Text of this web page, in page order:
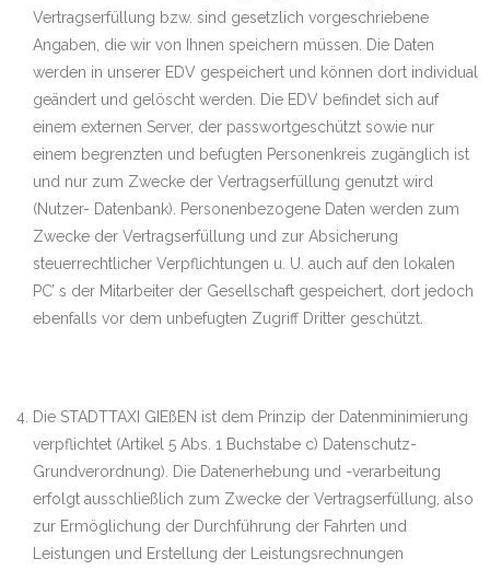
Vertragserfüllung bzw. sind gesetzlich vorgeschriebene
Angaben, die wir von Ihnen speichern müssen. Die Daten
werden in unserer EDV gespeichert und können dort individual
geändert und gelöscht werden. Die EDV befindet sich auf
einem externen Server, der passwortgeschützt sowie nur
einem begrenzten und befugten Personenkreis zugänglich ist
und nur zum Zwecke der Vertragserfüllung genutzt wird
(Nutzer- Datenbank). Personenbezogene Daten werden zum
Zwecke der Vertragserfüllung und zur Absicherung
steuerrechtlicher Verpflichtungen u. U. auch auf den lokalen
PC’ s der Mitarbeiter der Gesellschaft gespeichert, dort jedoch
ebenfalls vor dem unbefugten Zugriff Dritter geschützt.
Die STADTTAXI GIEßEN ist dem Prinzip der Datenminimierung
verpflichtet (Artikel 5 Abs. 1 Buchstabe c) Datenschutz-
Grundverordnung). Die Datenerhebung und -verarbeitung
erfolgt ausschließlich zum Zwecke der Vertragserfüllung, also
zur Ermöglichung der Durchführung der Fahrten und
Leistungen und Erstellung der Leistungsrechnungen